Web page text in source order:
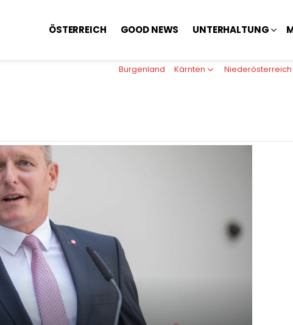
ÖSTERREICH GOOD NEWS UNTERHALTUNG
Burgenland Kärnten Niederösterreich